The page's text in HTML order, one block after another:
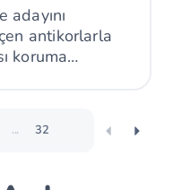
adayını
antikorlarla
koruma
... 32